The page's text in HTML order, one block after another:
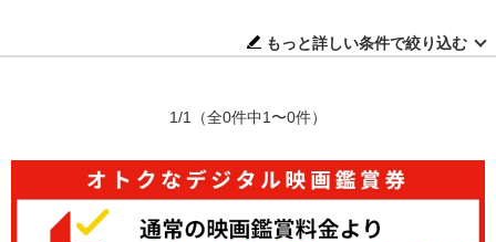
もっと詳しい条件で絞り込む
1/1 （全0件中1〜0件）